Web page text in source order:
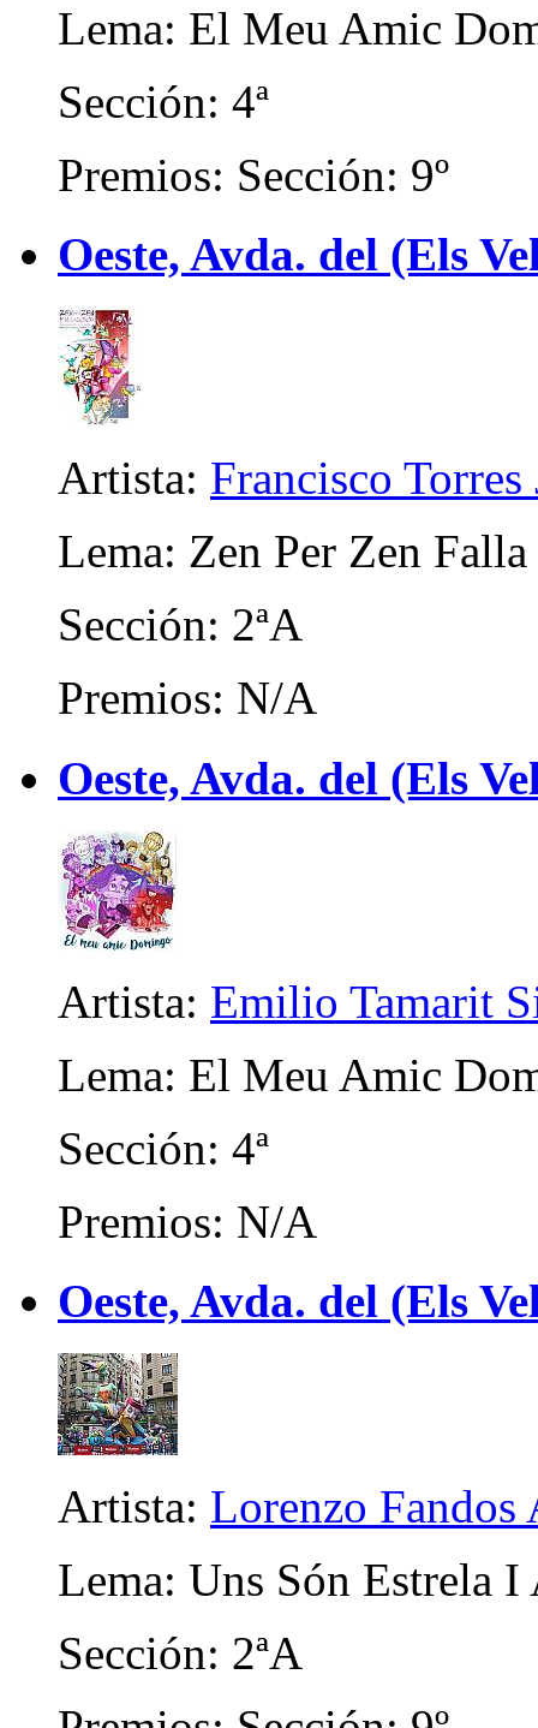
Lema: El Meu Amic
Sección: 4ª
Premios: Sección: 9º
Oeste, Avda. del (Els
Artista: Francisco
Lema: Zen Per Zen
Sección: 2ªA
Premios: N/A
Oeste, Avda. del (Els
Artista: Emilio Tamarit
Lema: El Meu Amic
Sección: 4ª
Premios: N/A
Oeste, Avda. del (Els
Artista: Lorenzo Fandos
Lema: Uns Són Estrela I
Sección: 2ªA